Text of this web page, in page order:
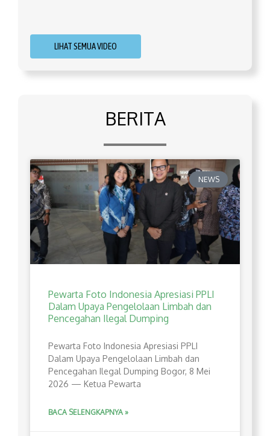
LIHAT SEMUA VIDEO
BERITA
NEWS
Pewarta Foto Indonesia Apresiasi PPLI
Dalam Upaya Pengelolaan Limbah dan
Pencegahan Ilegal Dumping
Pewarta Foto Indonesia Apresiasi PPLI
Dalam Upaya Pengelolaan Limbah dan
Pencegahan Ilegal Dumping Bogor, 8 Mei
2026 — Ketua Pewarta
BACA SELENGKAPNYA »